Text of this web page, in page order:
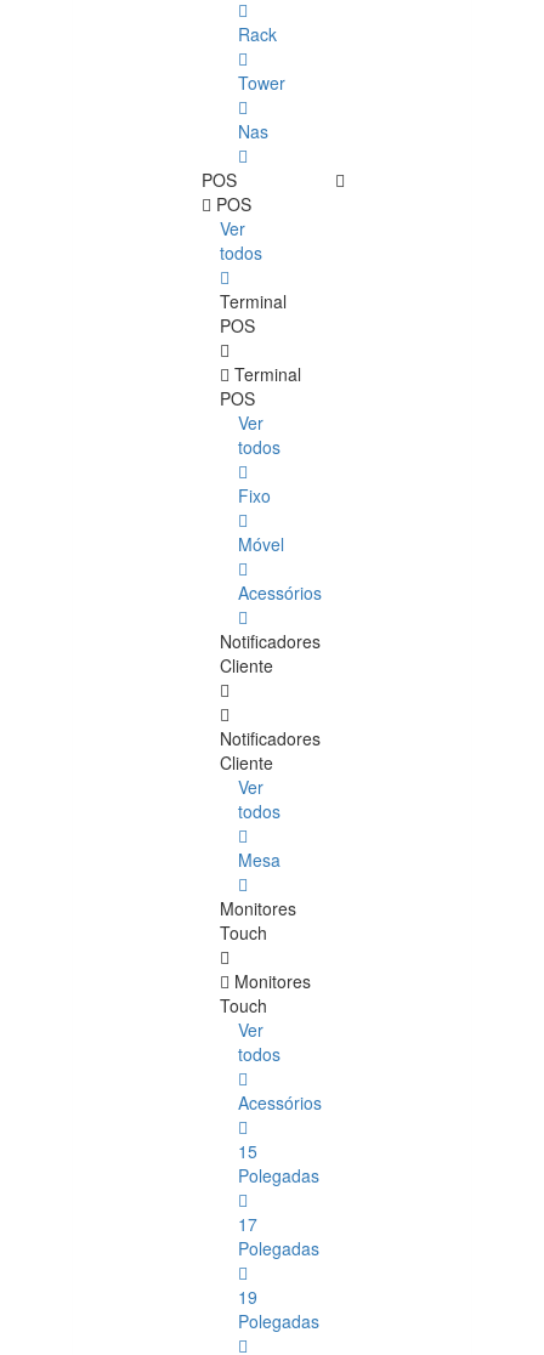
Rack
Tower
Nas
POS
POS
Ver
todos
Terminal
POS
Terminal
POS
Ver
todos
Fixo
Móvel
Acessórios
Notificadores
Cliente
Notificadores
Cliente
Ver
todos
Mesa
Monitores
Touch
Monitores
Touch
Ver
todos
Acessórios
15
Polegadas
17
Polegadas
19
Polegadas